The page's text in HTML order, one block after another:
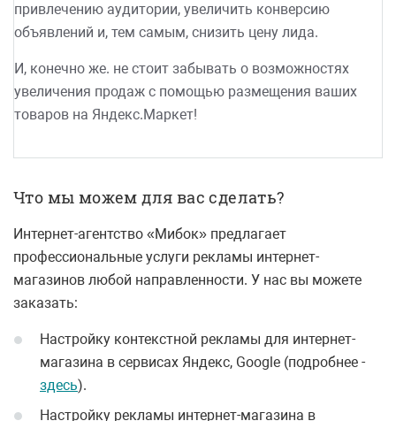
привлечению аудитории, увеличить конверсию
объявлений и, тем самым, снизить цену лида.
И, конечно же. не стоит забывать о возможностях
увеличения продаж с помощью размещения ваших
товаров на Яндекс.Маркет!
Что мы можем для вас сделать?
Интернет-агентство «Мибок» предлагает
профессиональные услуги рекламы интернет-
магазинов любой направленности. У нас вы можете
заказать:
Настройку контекстной рекламы для интернет-
магазина в сервисах Яндекс, Google (подробнее -
здесь).
Настройку рекламы интернет-магазина в